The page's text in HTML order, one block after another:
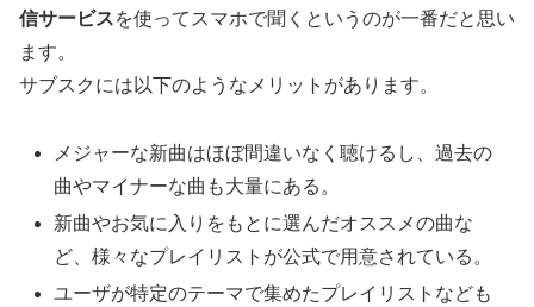
信サービスを使ってスマホで聞くというのが一番だと思い
ます。
サブスクには以下のようなメリットがあります。
メジャーな新曲はほぼ間違いなく聴けるし、過去の
曲やマイナーな曲も大量にある。
新曲やお気に入りをもとに選んだオススメの曲な
ど、様々なプレイリストが公式で用意されている。
ユーザが特定のテーマで集めたプレイリストなども